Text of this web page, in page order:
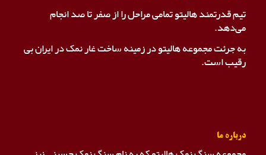
تیم قدرتمند هالیتو تمامی مراحل را از صفر تا صد انجام
می‌دهد.
به جرئت مجموعه هالیتو در زمینه ساخت غار نمک در ایران بی
رقیب است.
درباره ما